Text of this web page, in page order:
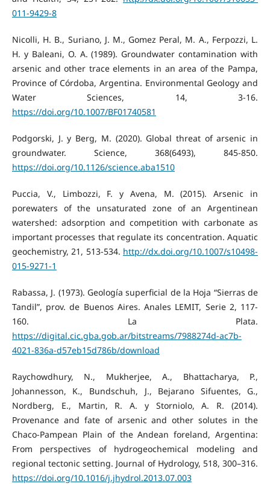
011-9429-8
Nicolli, H. B., Suriano, J. M., Gomez Peral, M. A., Ferpozzi, L.
H. y Baleani, O. A. (1989). Groundwater contamination with
arsenic and other trace elements in an area of the Pampa,
Province of Córdoba, Argentina. Environmental Geology and
Water Sciences, 14, 3-16.
https://doi.org/10.1007/BF01740581
Podgorski, J. y Berg, M. (2020). Global threat of arsenic in
groundwater. Science, 368(6493), 845-850.
https://doi.org/10.1126/science.aba1510
Puccia, V., Limbozzi, F. y Avena, M. (2015). Arsenic in
porewaters of the unsaturated zone of an Argentinean
watershed: adsorption and competition with carbonate as
important processes that regulate its concentration. Aquatic
geochemistry, 21, 513-534. http://dx.doi.org/10.1007/s10498-
015-9271-1
Rabassa, J. (1973). Geología superficial de la Hoja “Sierras de
Tandil”, prov. de Buenos Aires. Anales LEMIT, Serie 2, 117-
160. La Plata.
https://digital.cic.gba.gob.ar/bitstreams/7988274d-ac7b-
4021-836a-d57eb15d786b/download
Raychowdhury, N., Mukherjee, A., Bhattacharya, P.,
Johannesson, K., Bundschuh, J., Bejarano Sifuentes, G.,
Nordberg, E., Martin, R. A. y Storniolo, A. R. (2014).
Provenance and fate of arsenic and other solutes in the
Chaco-Pampean Plain of the Andean foreland, Argentina:
From perspectives of hydrogeochemical modeling and
regional tectonic setting. Journal of Hydrology, 518, 300–316.
https://doi.org/10.1016/j.jhydrol.2013.07.003